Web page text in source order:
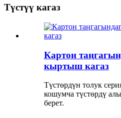
Түстүү кагаз
Картон
кыртыш кагаз
Түстөрдүн толук
кошумча түстөрдү
берет.